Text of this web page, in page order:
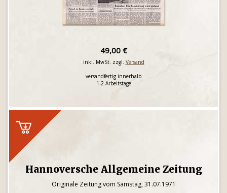
49,00 €
inkl. MwSt. zzgl. Versand
versandfertig innerhalb
1-2 Arbeitstage
Hannoversche Allgemeine Zeitung
Originale Zeitung vom Samstag, 31.07.1971